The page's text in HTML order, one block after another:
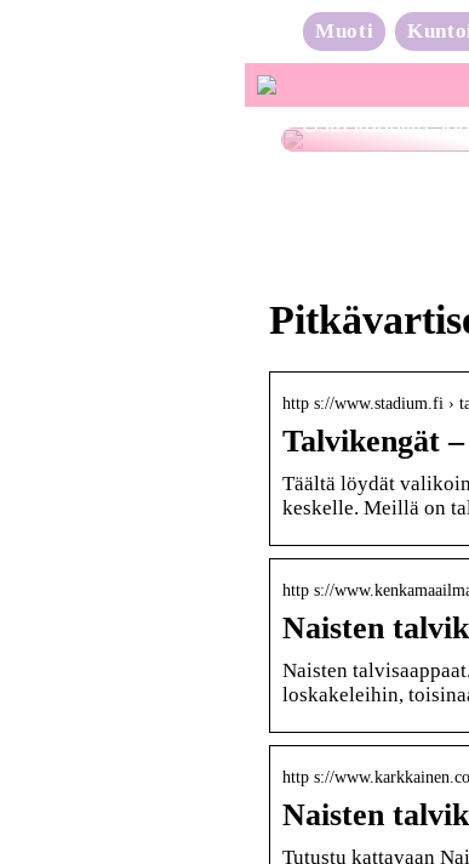
Muoti
Osta kauniita
http s://www.stadium.fi ›
Talvikengät
Täältä löydät
keskelle. Meillä on
http s://
Naisten
Naisten
loskakeleihin,
http s://
Naisten
Tutustu kattavaan